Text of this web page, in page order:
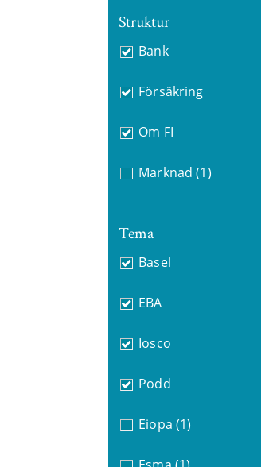
Struktur
Bank
Försäkring
Om FI
Marknad (1)
Tema
Basel
EBA
Iosco
Podd
Eiopa (1)